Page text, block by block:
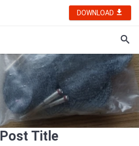
DOWNLOAD
Post Title